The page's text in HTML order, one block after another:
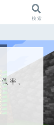
率、
検索